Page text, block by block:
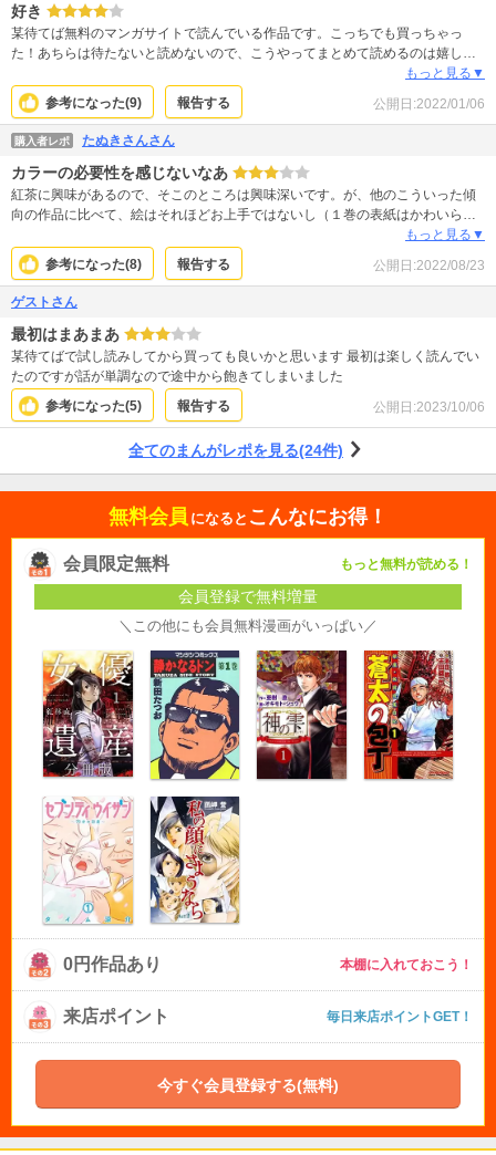
好き
某待てば無料のマンガサイトで読んでいる作品です。こっちでも買っちゃっ
た！あちらは待たないと読めないので、こうやってまとめて読めるのは嬉し
い。続きが気になるところで終わってますが(既刊は２巻)、これからが面白くな
りますよ。
もっと見る▼
参考になった(9) 報告する 公開日:2022/01/06
購入者レポ たぬきさんさん
カラーの必要性を感じないなあ
紅茶に興味があるので、そこのところは興味深いです。が、他のこういった傾
向の作品に比べて、絵はそれほどお上手ではないし（１巻の表紙はかわいらし
かったんだけどな）カラーで描くことの必要性を全く感じません。白黒にして
その分安くなればいいのに。（言ってもしょうがないことだけど） お話はあり
きたりの展開っぽいけど、とりあえず次が出たら読みます。
もっと見る▼
参考になった(8) 報告する 公開日:2022/08/23
ゲストさん
最初はまあまあ
某待てばで試し読みしてから買っても良いかと思います 最初は楽しく読んでい
たのですが話が単調なので途中から飽きてしまいました
参考になった(5) 報告する 公開日:2023/10/06
全てのまんがレポを見る(24件)
無料会員 になると こんなにお得！
会員限定無料 もっと無料が読める！
会員登録で無料増量
＼この他にも会員無料漫画がいっぱい／
0円作品あり 本棚に入れておこう！
来店ポイント 毎日来店ポイントGET！
今すぐ会員登録する(無料)